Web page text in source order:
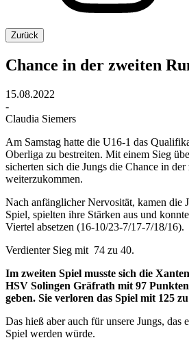
Zurück
Chance in der zweiten
15.08.2022
-
Claudia Siemers
Am Samstag hatte die U16-1 das
Oberliga zu bestreiten. Mit einem Sieg
sicherten sich die Jungs die Chance in
weiterzukommen.
Nach anfänglicher Nervosität, kamen die
Spiel, spielten ihre Stärken aus und
Viertel absetzen (16-10/23-7/17-7/18/16).
Verdienter Sieg mit 74 zu 40.
Im zweiten Spiel musste sich die
HSV Solingen Gräfrath mit 97
geben. Sie verloren das Spiel mit 125
Das hieß aber auch für unsere Jungs, das
Spiel werden würde.